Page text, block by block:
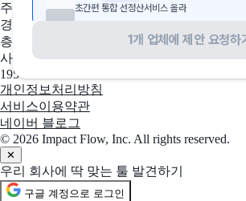
초간편 통합 선정산서비스 올라
Fishbowl
QuickBooks·Xero 사용자용 #1 재고 관리 소
페이코
현재 선택
실속있는 포인트, 편리한 결제, 간편한 금융
1개 업체에 제안 요청하
주소
경기도 성남시 수정구 창업로 43, 판교글로
층 2호
사업자 등록번호
195-88-03109
개인정보처리방침
서비스이용약관
네이버 블로그
© 2026 Impact Flow, Inc. All rights reserved.
✕
우리 회사에 딱 맞는 툴 발견하기
구글 계정으로 로그인